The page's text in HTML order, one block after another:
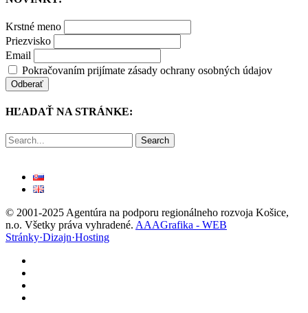
Krstné meno
Priezvisko
Email
Pokračovaním prijímate zásady ochrany osobných údajov
HĽADAŤ NA STRÁNKE:
Search
© 2001-2025 Agentúra na podporu regionálneho rozvoja Košice,
n.o. Všetky práva vyhradené. AAAGrafika - WEB
Stránky·Dizajn·Hosting